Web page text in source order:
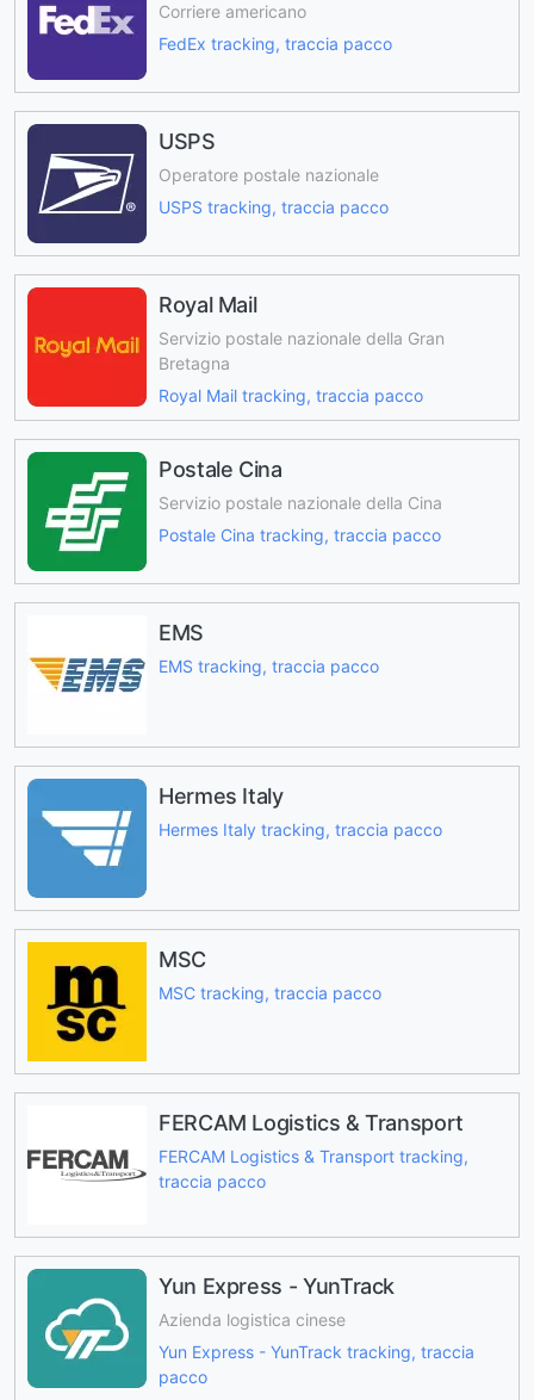
Corriere americano
FedEx tracking, traccia pacco
USPS
Operatore postale nazionale
USPS tracking, traccia pacco
Royal Mail
Servizio postale nazionale della Gran
Bretagna
Royal Mail tracking, traccia pacco
Postale Cina
Servizio postale nazionale della Cina
Postale Cina tracking, traccia pacco
EMS
EMS tracking, traccia pacco
Hermes Italy
Hermes Italy tracking, traccia pacco
MSC
MSC tracking, traccia pacco
FERCAM Logistics & Transport
FERCAM Logistics & Transport tracking,
traccia pacco
Yun Express - YunTrack
Azienda logistica cinese
Yun Express - YunTrack tracking, traccia
pacco